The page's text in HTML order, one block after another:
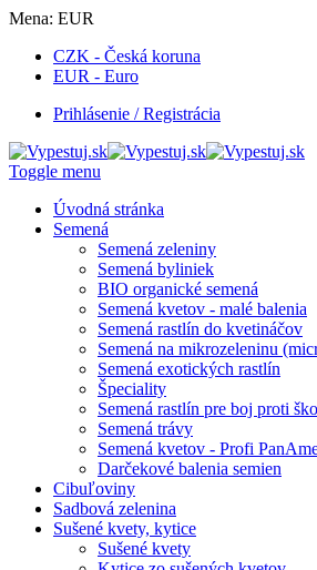
Mena: EUR
CZK - Česká koruna
EUR - Euro
Prihlásenie / Registrácia
Toggle menu
Úvodná stránka
Semená
Semená zeleniny
Semená byliniek
BIO organické semená
Semená kvetov - malé balenia
Semená rastlín do kvetináčov
Semená na mikrozeleninu
Semená exotických rastlín
Špeciality
Semená rastlín pre boj proti
Semená trávy
Semená kvetov - Profi
Darčekové balenia semien
Cibuľoviny
Sadbová zelenina
Sušené kvety, kytice
Sušené kvety